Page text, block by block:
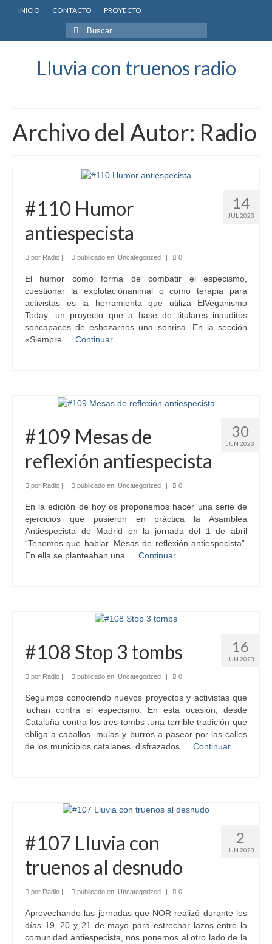
INICIO CONTACTO PROYECTO
Buscar
por:
Lluvia con truenos radio
Archivo del Autor: Radio
14
JUL 2023
#110 Humor
antiespecista
por Radio publicado en: Uncategorized 0
El humor como forma de combatir el especismo,
cuestionar la explotaciónanimal o como terapia para
activistas es la herramienta que utiliza ElVeganismo
Today, un proyecto que a base de titulares inauditos
soncapaces de esbozarnos una sonrisa. En la sección
«Siempre … Continuar
30
JUN 2023
#109 Mesas de
reflexión antiespecista
por Radio | publicado en: Uncategorized | 0
En la edición de hoy os proponemos hacer una serie de
ejercicios que pusieron en práctica la Asamblea
Antiespecista de Madrid en la jornada del 1 de abril
“Tenemos que hablar. Mesas de reflexión antiespecista”.
En ella se planteaban una … Continuar
16
JUN 2023
#108 Stop 3 tombs
por Radio | publicado en: Uncategorized | 0
Seguimos conociendo nuevos proyectos y activistas que
luchan contra el especismo. En esta ocasión, desde
Cataluña contra los tres tombs ,una terrible tradición que
obliga a caballos, mulas y burros a pasear por las calles
de los municipios catalanes disfrazados … Continuar
2
JUN 2023
#107 Lluvia con
truenos al desnudo
por Radio | publicado en: Uncategorized | 0
Aprovechando las jornadas que NOR realizó durante los
días 19, 20 y 21 de mayo para estrechar lazos entre la
comunidad antiespecista, nos ponemos al otro lado de la